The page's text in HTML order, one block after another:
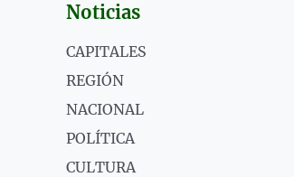
Noticias
CAPITALES
REGIÓN
NACIONAL
POLÍTICA
CULTURA